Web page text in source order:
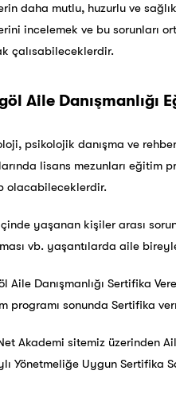
daha mutlu, huzurlu ve
incelemek ve bu sorunları
çalısabileceklerdir.
Aile Danışmanlığı
psikolojik danışma ve
lisans mezunları eğitim
olacabileceklerdir.
yaşanan kişiler arası
vb. yaşantılarda aile
Aile Danışmanlığı Sertifika
programı sonunda Sertifika
Akademi sitemiz üzerinden
Yönetmeliğe Uygun Sertifika